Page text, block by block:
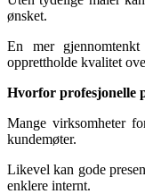
ønsket.
En mer
opprettholde kvalitet
Hvorfor profesjonelle
Mange virksomheter
kundemøter.
Likevel kan gode
enklere internt.